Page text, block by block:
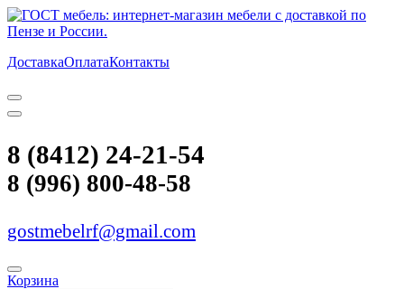
ДоставкаОплатаКонтакты
8 (8412) 24-21-54
8 (996) 800-48-58
gostmebelrf@gmail.com
Корзина